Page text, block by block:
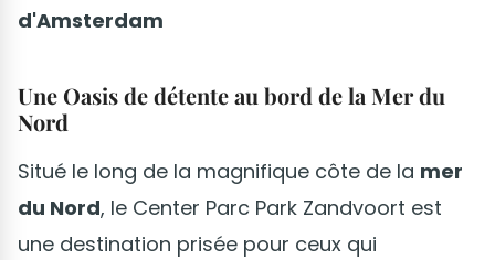
d'Amsterdam
Une Oasis de détente au bord de la Mer du
Nord
Situé le long de la magnifique côte de la mer
du Nord, le Center Parc Park Zandvoort est
une destination prisée pour ceux qui